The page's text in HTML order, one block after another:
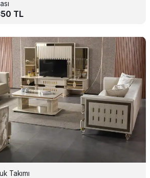
TL
Takımı